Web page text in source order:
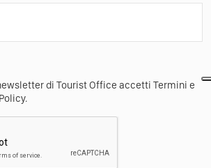
di Tourist Office accetti Termini e